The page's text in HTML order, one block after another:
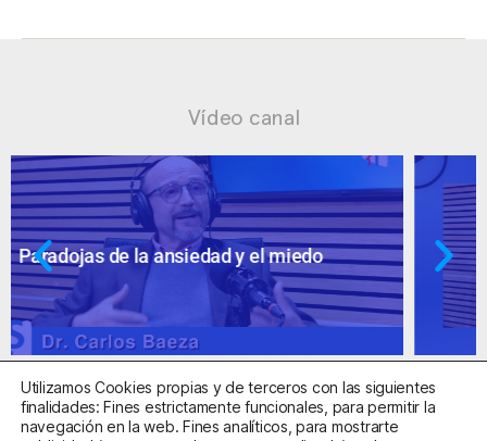
Vídeo canal
Ansiedad: supuestos cuestionables
Utilizamos Cookies propias y de terceros con las siguientes
finalidades: Fines estrictamente funcionales, para permitir la
navegación en la web. Fines analíticos, para mostrarte